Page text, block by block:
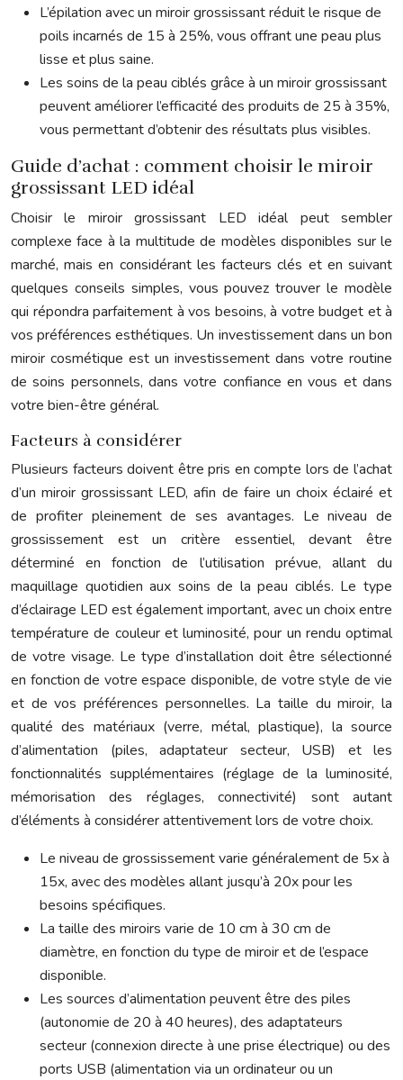
L’épilation avec un miroir grossissant réduit le risque de
poils incarnés de 15 à 25%, vous offrant une peau plus
lisse et plus saine.
Les soins de la peau ciblés grâce à un miroir grossissant
peuvent améliorer l’efficacité des produits de 25 à 35%,
vous permettant d’obtenir des résultats plus visibles.
Guide d’achat : comment choisir le miroir
grossissant LED idéal
Choisir le miroir grossissant LED idéal peut sembler
complexe face à la multitude de modèles disponibles sur le
marché, mais en considérant les facteurs clés et en suivant
quelques conseils simples, vous pouvez trouver le modèle
qui répondra parfaitement à vos besoins, à votre budget et à
vos préférences esthétiques. Un investissement dans un bon
miroir cosmétique est un investissement dans votre routine
de soins personnels, dans votre confiance en vous et dans
votre bien-être général.
Facteurs à considérer
Plusieurs facteurs doivent être pris en compte lors de l’achat
d’un miroir grossissant LED, afin de faire un choix éclairé et
de profiter pleinement de ses avantages. Le niveau de
grossissement est un critère essentiel, devant être
déterminé en fonction de l’utilisation prévue, allant du
maquillage quotidien aux soins de la peau ciblés. Le type
d’éclairage LED est également important, avec un choix entre
température de couleur et luminosité, pour un rendu optimal
de votre visage. Le type d’installation doit être sélectionné
en fonction de votre espace disponible, de votre style de vie
et de vos préférences personnelles. La taille du miroir, la
qualité des matériaux (verre, métal, plastique), la source
d’alimentation (piles, adaptateur secteur, USB) et les
fonctionnalités supplémentaires (réglage de la luminosité,
mémorisation des réglages, connectivité) sont autant
d’éléments à considérer attentivement lors de votre choix.
Le niveau de grossissement varie généralement de 5x à
15x, avec des modèles allant jusqu’à 20x pour les
besoins spécifiques.
La taille des miroirs varie de 10 cm à 30 cm de
diamètre, en fonction du type de miroir et de l’espace
disponible.
Les sources d’alimentation peuvent être des piles
(autonomie de 20 à 40 heures), des adaptateurs
secteur (connexion directe à une prise électrique) ou des
ports USB (alimentation via un ordinateur ou un